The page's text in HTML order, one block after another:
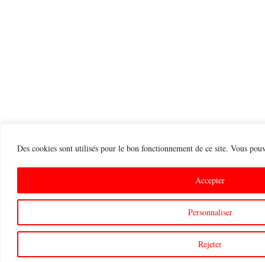
Des cookies sont utilisés pour le bon fonctionnement de ce site. Vous
Personnaliser
Rejeter
Accepter